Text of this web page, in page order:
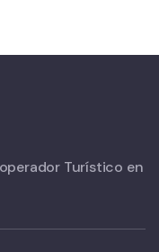
Turístico en